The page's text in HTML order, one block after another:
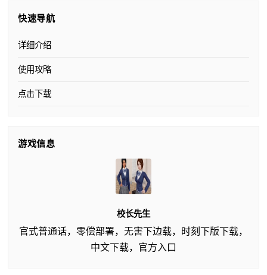
快速导航
详细介绍
使用攻略
点击下载
游戏信息
校长先生
官式普通话，零偿部署，无害下边载，时刻下版下载，
中文下载，官方入口